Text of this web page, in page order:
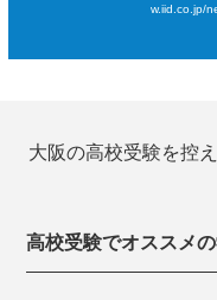
w.iid.co.jp/
大阪の高校受験を控
高校受験でオススメ